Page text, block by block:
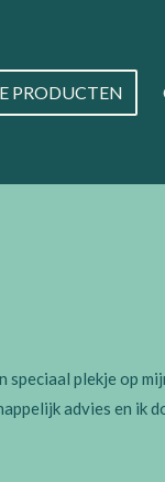
PRODUCTEN
plekje op
advies en ik